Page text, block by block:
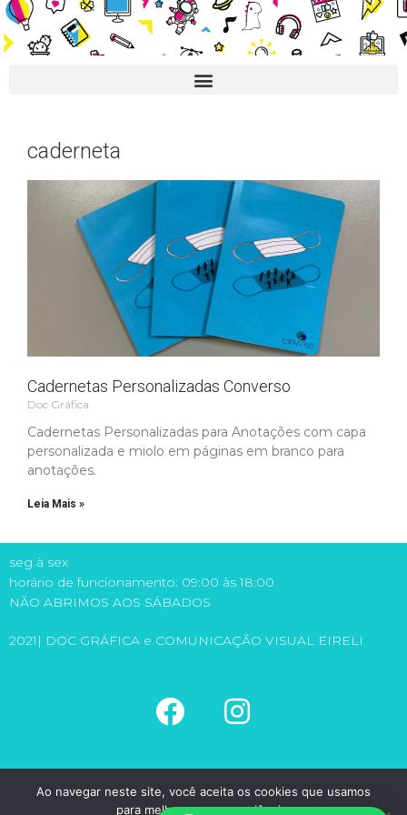
caderneta
Cadernetas Personalizadas Converso
Doc Gráfica
Cadernetas Personalizadas para Anotações com capa
personalizada e miolo em páginas em branco para
anotações.
Leia Mais »
seg à sex
horário de funcionamento: 09:00 às 18:00
NÃO ABRIMOS AOS SÁBADOS
2021| DOC GRÁFICA e COMUNICAÇÃO VISUAL EIRELI
(11) 5581-6149
(11) 98971-1315
Ao navegar neste site, você aceita os cookies que usamos
para melhorar sua experiência.